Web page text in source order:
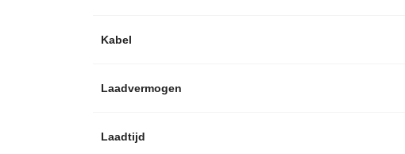
Kabel
Laadvermogen
Laadtijd